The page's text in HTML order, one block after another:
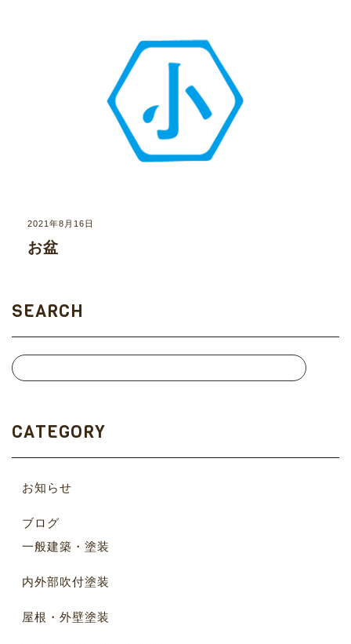
2021年8月16日
お盆
SEARCH
CATEGORY
お知らせ
ブログ
一般建築・塗装
内外部吹付塗装
屋根・外壁塗装